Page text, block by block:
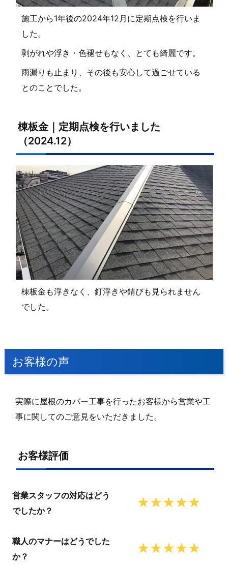
施工から1年後の2024年12月に定期点検を行いま
した。
剥がれや浮き・色褪せもなく、とても綺麗です。
雨漏りも止まり、その後も安心して過ごせている
とのことでした。
棟板金｜定期点検を行いました
（2024.12）
棟板金も浮きなく、釘浮きや錆びも見られません
でした。
お客様の声
実際に屋根のカバー工事を行ったお客様から営業や工
事に関してのご意見をいただきました。
お客様評価
営業スタッフの対応はどう
でしたか？
職人のマナーはどうでした
か？